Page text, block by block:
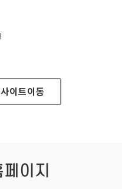
SITE
사이트이동
이지